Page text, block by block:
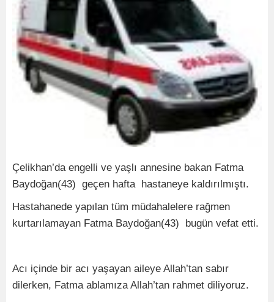
Çelikhan’da engelli ve yaşlı annesine bakan Fatma
Baydoğan(43) geçen hafta hastaneye kaldırılmıştı.
Hastahanede yapılan tüm müdahalelere rağmen
kurtarılamayan Fatma Baydoğan(43) bugün vefat etti.
Acı içinde bir acı yaşayan aileye Allah’tan sabır
dilerken, Fatma ablamıza Allah’tan rahmet diliyoruz.